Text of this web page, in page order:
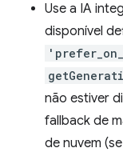
Use a IA
disponível
não estiver
fallback de
de nuvem